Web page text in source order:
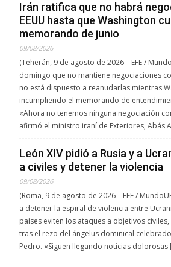
Irán ratifica que no habrá
EEUU hasta que Washington
memorando de junio
09/08/2026
(Teherán, 9 de agosto de 2026 – EFE /
domingo que no mantiene negociaciones
no está dispuesto a reanudarlas mientras
incumpliendo el memorando de
«Ahora no tenemos ninguna negociación
afirmó el ministro iraní de Exteriores, Abás
León XIV pidió a Rusia y a
a civiles y detener la violencia
09/08/2026
(Roma, 9 de agosto de 2026 – EFE /
a detener la espiral de violencia entre
países eviten los ataques a objetivos
tras el rezo del ángelus dominical
Pedro. «Siguen llegando noticias dolorosas